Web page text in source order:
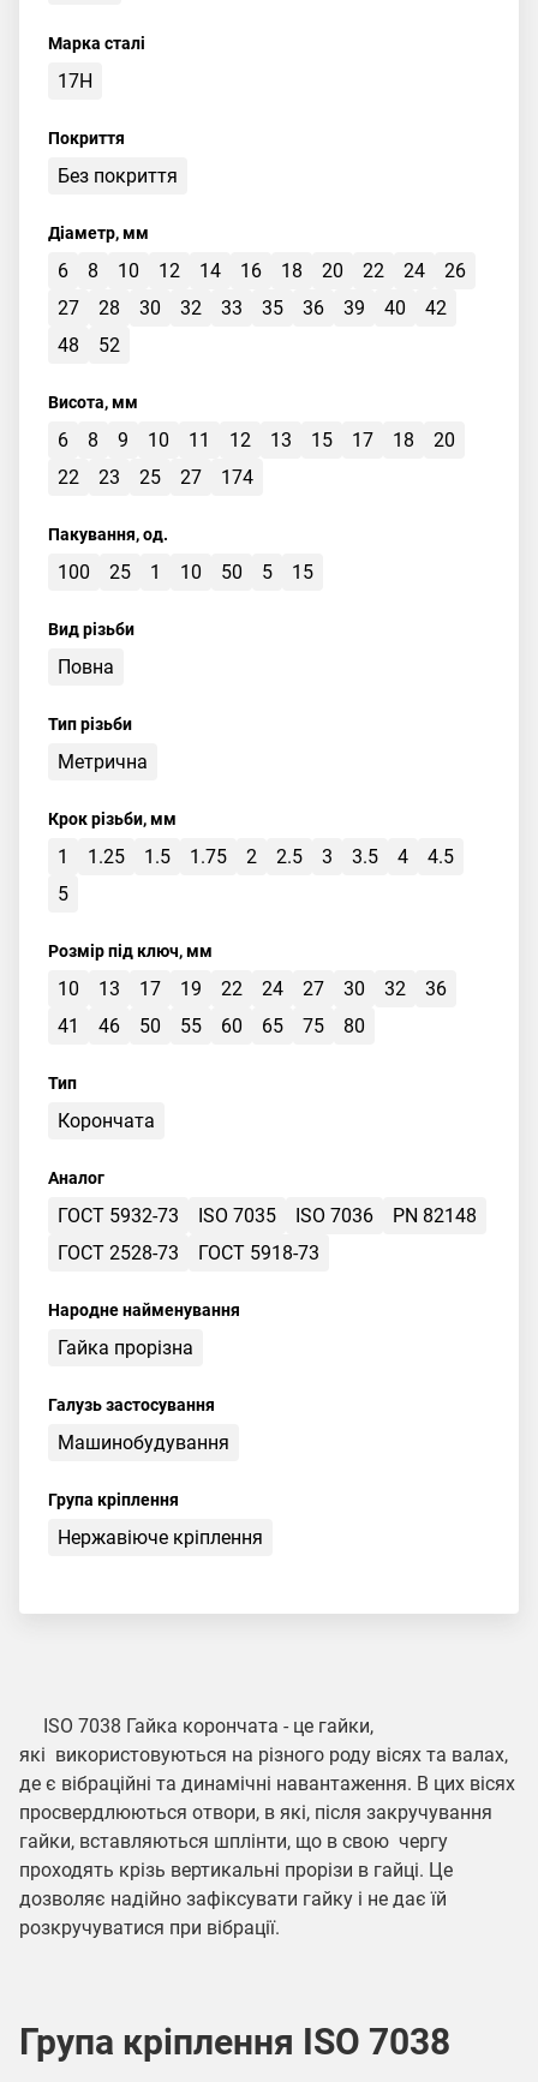
Марка сталі
17H
Покриття
Без покриття
Діаметр, мм
6 8 10 12 14 16 18 20 22 24
26
27
28 30 32 33 35 36 39 40
42
48
52
Висота, мм
6 8 9 10 11 12 13 15 17 18
20
22
23 25 27 174
Пакування, од.
100 25 1 10 50 5 15
Вид різьби
Повна
Тип різьби
Метрична
Крок різьби, мм
1 1.25 1.5 1.75 2 2.5 3 3.5 4
4.5
5
Розмір під ключ, мм
10 13 17 19 22 24 27 30 32
36
41
46 50 55 60 65 75 80
Тип
Корончата
Аналог
ГОСТ 5932-73 ISO 7035 ISO 7036
PN 82148
ГОСТ 2528-73
ГОСТ 5918-73
Народне найменування
Гайка прорізна
Галузь застосування
Машинобудування
Група кріплення
Нержавіюче кріплення
ISO 7038 Гайка корончата - це гайки,
які використовуються на різного роду вісях та валах,
де є вібраційні та динамічні навантаження. В цих вісях
просвердлюються отвори, в які, після закручування
гайки, вставляються шплінти, що в свою чергу
проходять крізь вертикальні прорізи в гайці. Це
дозволяє надійно зафіксувати гайку і не дає їй
розкручуватися при вібрації.
Група кріплення ISO 7038